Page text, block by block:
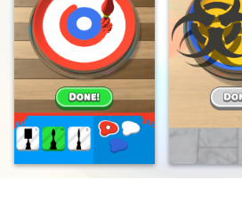
--
Spiral Plate van Zplay (Beijing) Info.
voor iPhone, iPad en iPod touch met
geschikt bevonden voor gebruikers
Informatie voor Spiral Plateis het
om 04:39.